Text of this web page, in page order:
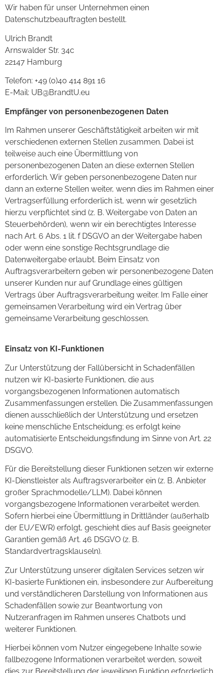
Wir haben für unser Unternehmen einen
Datenschutzbeauftragten bestellt.
Ulrich Brandt
Arnswalder Str. 34c
22147 Hamburg
Telefon: +49 (0)40 414 891 16
E-Mail: UB@BrandtU.eu
Empfänger von personenbezogenen Daten
Im Rahmen unserer Geschäftstätigkeit arbeiten wir mit
verschiedenen externen Stellen zusammen. Dabei ist
teilweise auch eine Übermittlung von
personenbezogenen Daten an diese externen Stellen
erforderlich. Wir geben personenbezogene Daten nur
dann an externe Stellen weiter, wenn dies im Rahmen einer
Vertragserfüllung erforderlich ist, wenn wir gesetzlich
hierzu verpflichtet sind (z. B. Weitergabe von Daten an
Steuerbehörden), wenn wir ein berechtigtes Interesse
nach Art. 6 Abs. 1 lit. f DSGVO an der Weitergabe haben
oder wenn eine sonstige Rechtsgrundlage die
Datenweitergabe erlaubt. Beim Einsatz von
Auftragsverarbeitern geben wir personenbezogene Daten
unserer Kunden nur auf Grundlage eines gültigen
Vertrags über Auftragsverarbeitung weiter. Im Falle einer
gemeinsamen Verarbeitung wird ein Vertrag über
gemeinsame Verarbeitung geschlossen.
Einsatz von KI-Funktionen
Zur Unterstützung der Fallübersicht in Schadenfällen
nutzen wir KI-basierte Funktionen, die aus
vorgangsbezogenen Informationen automatisch
Zusammenfassungen erstellen. Die Zusammenfassungen
dienen ausschließlich der Unterstützung und ersetzen
keine menschliche Entscheidung; es erfolgt keine
automatisierte Entscheidungsfindung im Sinne von Art. 22
DSGVO.
Für die Bereitstellung dieser Funktionen setzen wir externe
KI-Dienstleister als Auftragsverarbeiter ein (z. B. Anbieter
großer Sprachmodelle/LLM). Dabei können
vorgangsbezogene Informationen verarbeitet werden.
Sofern hierbei eine Übermittlung in Drittländer (außerhalb
der EU/EWR) erfolgt, geschieht dies auf Basis geeigneter
Garantien gemäß Art. 46 DSGVO (z. B.
Standardvertragsklauseln).
Zur Unterstützung unserer digitalen Services setzen wir
KI-basierte Funktionen ein, insbesondere zur Aufbereitung
und verständlicheren Darstellung von Informationen aus
Schadenfällen sowie zur Beantwortung von
Nutzeranfragen im Rahmen unseres Chatbots und
weiterer Funktionen.
Hierbei können vom Nutzer eingegebene Inhalte sowie
fallbezogene Informationen verarbeitet werden, soweit